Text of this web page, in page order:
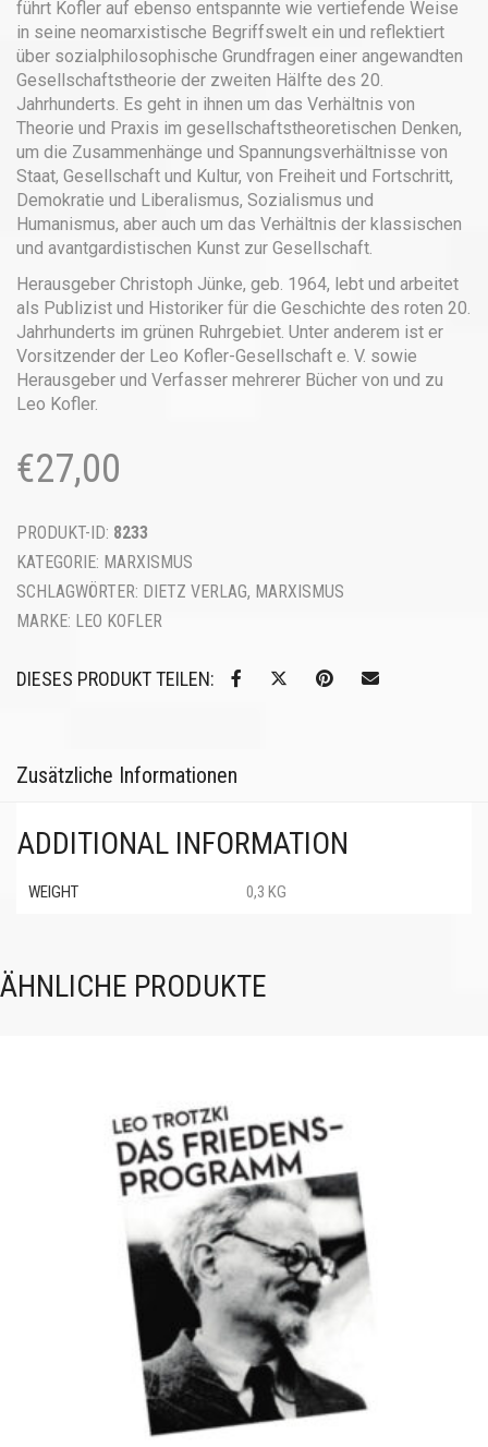
führt Kofler auf ebenso entspannte wie vertiefende Weise
in seine neomarxistische Begriffswelt ein und reflektiert
über sozialphilosophische Grundfragen einer angewandten
Gesellschaftstheorie der zweiten Hälfte des 20.
Jahrhunderts. Es geht in ihnen um das Verhältnis von
Theorie und Praxis im gesellschaftstheoretischen Denken,
um die Zusammenhänge und Spannungsverhältnisse von
Staat, Gesellschaft und Kultur, von Freiheit und Fortschritt,
Demokratie und Liberalismus, Sozialismus und
Humanismus, aber auch um das Verhältnis der klassischen
und avantgardistischen Kunst zur Gesellschaft.
Herausgeber Christoph Jünke, geb. 1964, lebt und arbeitet
als Publizist und Historiker für die Geschichte des roten 20.
Jahrhunderts im grünen Ruhrgebiet. Unter anderem ist er
Vorsitzender der Leo Kofler-Gesellschaft e. V. sowie
Herausgeber und Verfasser mehrerer Bücher von und zu
Leo Kofler.
€27,00
PRODUKT-ID: 8233
KATEGORIE: MARXISMUS
SCHLAGWÖRTER: DIETZ VERLAG, MARXISMUS
MARKE: LEO KOFLER
DIESES PRODUKT TEILEN:
Zusätzliche Informationen
ADDITIONAL INFORMATION
WEIGHT 0,3 KG
ÄHNLICHE PRODUKTE